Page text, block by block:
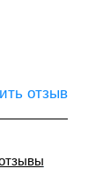
отзыв